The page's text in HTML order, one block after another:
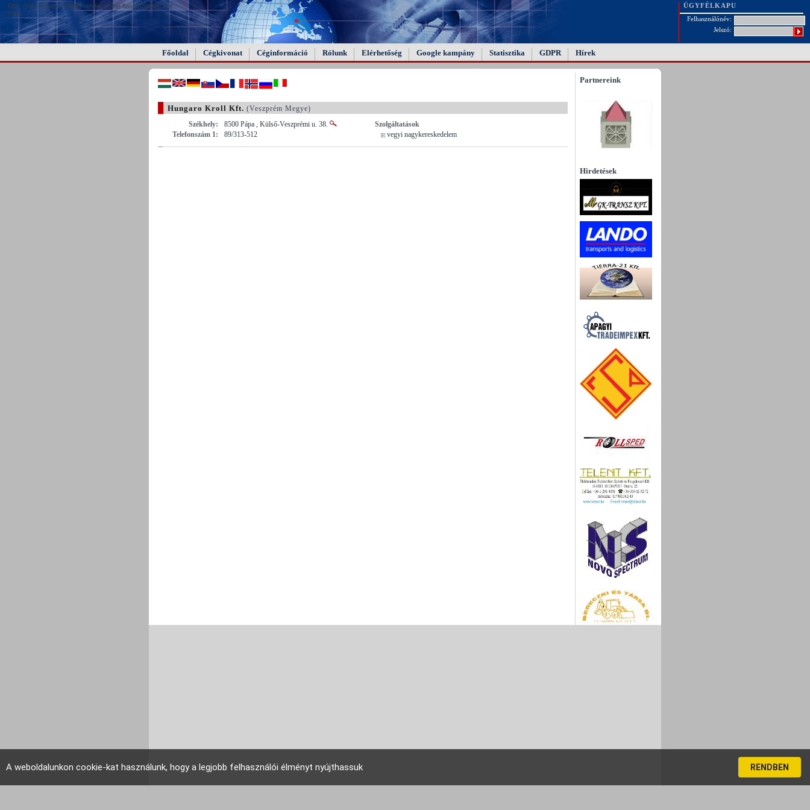
FAIL (the browser should render some flash content, not
this).
ÜGYFÉLKAPU
Felhasználónév:
Jelszó:
Főoldal Cégkivonat Céginformáció Rólunk Elérhetőség Google kampány Statisztika GDPR Hírek
Hungaro Kroll Kft. (Veszprém Megye)
Székhely:
8500 Pápa , Külső-Veszprémi u. 38.
Telefonszám 1:
89/313-512
Szolgáltatások
vegyi nagykereskedelem
Partnereink
Hirdetések
A weboldalunkon cookie-kat használunk, hogy a legjobb felhasználói élményt nyújthassuk RENDBEN